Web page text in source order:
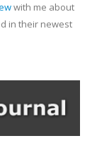
with me about
in their newest